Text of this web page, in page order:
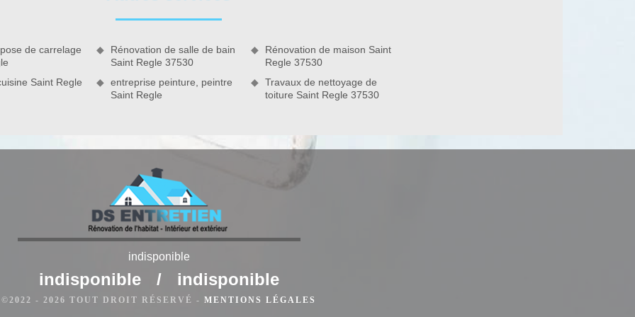
Saint Regle
ne concerne pas seulement le brossage des murs. S’il faut
de carrelage
Saint Regle
Rénovation de salle de bain
Saint Regle 37530
entreprise peinture, peintre
Saint Regle
Rénovation de maison Saint
Regle 37530
Travaux de nettoyage de
toiture Saint Regle 37530
indisponible
indisponible / indisponible
©2022 - 2026 TOUT DROIT RÉSERVÉ - MENTIONS LÉGALES